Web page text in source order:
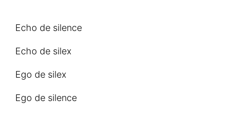
Echo de silence
Echo de silex
Ego de silex
Ego de silence